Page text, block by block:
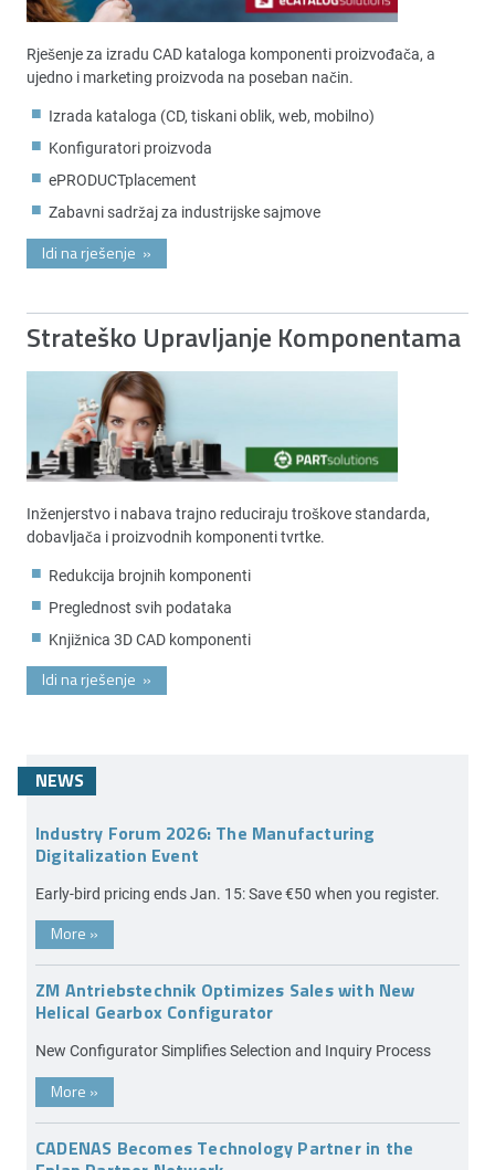
Rješenje za izradu CAD kataloga komponenti proizvođača, a
ujedno i marketing proizvoda na poseban način.
Izrada kataloga (CD, tiskani oblik, web, mobilno)
Konfiguratori proizvoda
ePRODUCTplacement
Zabavni sadržaj za industrijske sajmove
Idi na rješenje »
Strateško Upravljanje Komponentama
Inženjerstvo i nabava trajno reduciraju troškove standarda,
dobavljača i proizvodnih komponenti tvrtke.
Redukcija brojnih komponenti
Preglednost svih podataka
Knjižnica 3D CAD komponenti
Idi na rješenje »
NEWS
Industry Forum 2026: The Manufacturing
Digitalization Event
Early-bird pricing ends Jan. 15: Save €50 when you register.
More »
ZM Antriebstechnik Optimizes Sales with New
Helical Gearbox Configurator
New Configurator Simplifies Selection and Inquiry Process
More »
CADENAS Becomes Technology Partner in the